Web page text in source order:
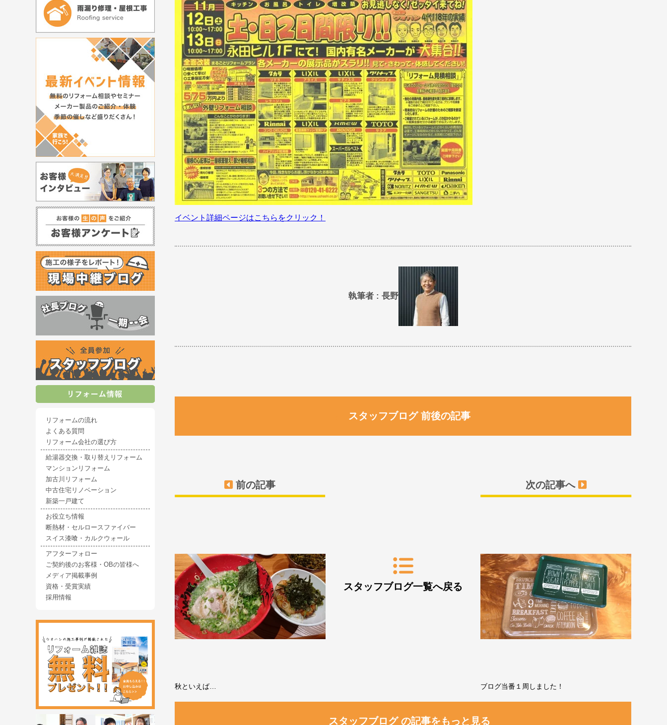
イベント詳細ページはこちらをクリック！
執筆者 : 長野
スタッフブログ 前後の記事
前の記事
秋といえば…
スタッフブログ一覧へ戻る
次の記事へ
ブログ当番１周しました！
スタッフブログ の記事をもっと見る
リフォームの流れ
よくある質問
リフォーム会社の選び方
給湯器交換・取り替えリフォーム
マンションリフォーム
加古川リフォーム
中古住宅リノベーション
新築一戸建て
お役立ち情報
断熱材・セルロースファイバー
スイス漆喰・カルクウォール
アフターフォロー
ご契約後のお客様・OBの皆様へ
メディア掲載事例
資格・受賞実績
採用情報